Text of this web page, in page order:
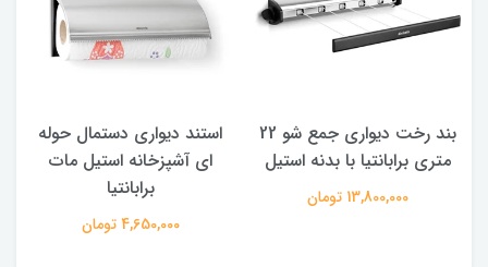
بند رخت دیواری جمع شو 22
متری برابانتیا با بدنه استیل
13,800,000 تومان
استند دیواری دستمال حوله
ای آشپزخانه استیل مات
برابانتیا
4,650,000 تومان